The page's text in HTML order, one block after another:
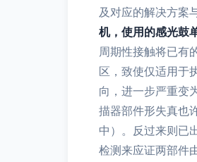
及对应的解决方案
机，使用的感光鼓
周期性接触将已有
区，致使仅适用于
向，进一步严重变
描器部件形失真也
中）。反过来则已
检测来应证两部件